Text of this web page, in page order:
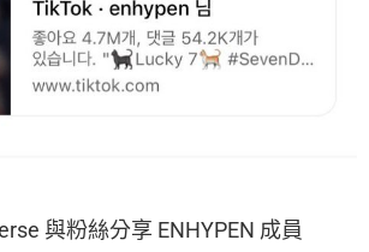
與粉絲分享 ENHYPEN 成員